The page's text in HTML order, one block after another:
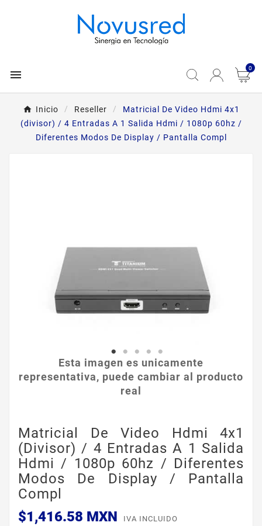
 0
Inicio Reseller
Matricial De Video Hdmi 4x1
(divisor) / 4 Entradas A 1 Salida Hdmi / 1080p 60hz /
Diferentes Modos De Display / Pantalla Compl
Esta imagen es unicamente
representativa, puede cambiar al producto
real
Matricial De Video Hdmi 4x1
(divisor) / 4 Entradas A 1 Salida
Hdmi / 1080p 60hz / Diferentes
Modos De Display / Pantalla
Compl
$1,416.58 MXN
IVA INCLUIDO